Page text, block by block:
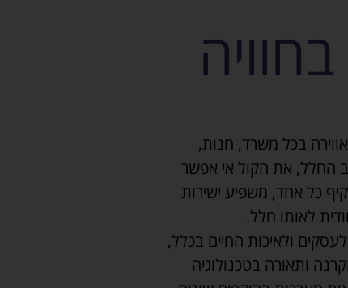
בכל משרד, חנות,
החלל, את הקול אי אפשר
כל אחד, משפיע ישירות
לאותו חלל.
ולאיכות החיים בכלל,
ותאורה בטכנולוגיה